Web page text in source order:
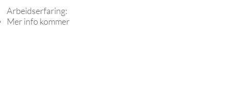
Arbeidserfaring:
Mer info kommer